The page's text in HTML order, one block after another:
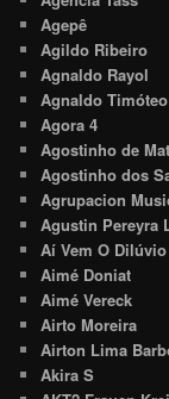
Agepê
Agildo Ribeiro
Agnaldo Rayol
Agnaldo Timóteo
Agora 4
Agostinho de
Agostinho dos
Agrupacion
Agustin Pereyra
Aí Vem O Dilúvio
Aimé Doniat
Aimé Vereck
Airto Moreira
Airton Lima
Akira S